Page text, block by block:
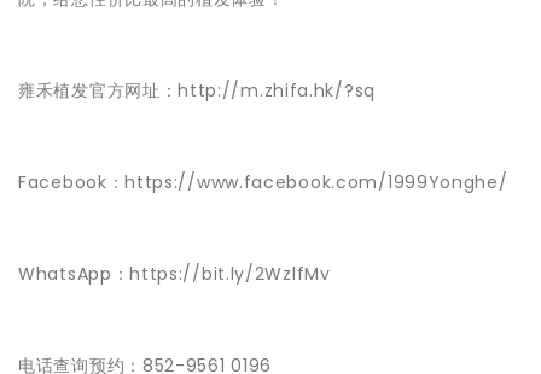
雍禾植发官方网址：http://m.zhifa.hk/?sq
Facebook：https://www.facebook.com/1999Yonghe/
WhatsApp：https://bit.ly/2WzlfMv
电话查询预约：852-9561 0196